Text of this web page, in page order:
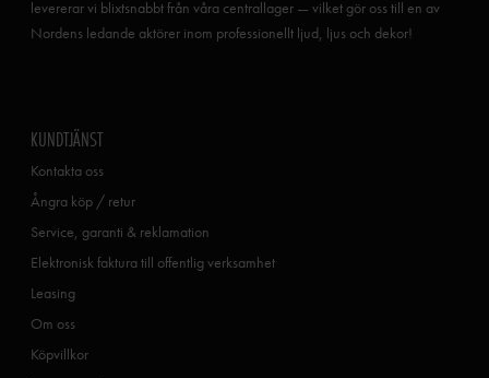
levererar vi blixtsnabbt från våra centrallager — vilket gör oss till en av
Nordens ledande aktörer inom professionellt ljud, ljus och dekor!
KUNDTJÄNST
Kontakta oss
Ångra köp / retur
Service, garanti & reklamation
Elektronisk faktura till offentlig verksamhet
Leasing
Om oss
Köpvillkor